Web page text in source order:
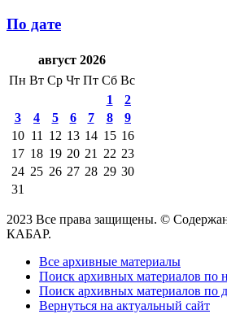
По дате
август 2026
Пн Вт Ср Чт Пт Сб Вс
1
2
3
4 5 6 7 8
9
10 11 12 13 14 15 16
17 18 19 20 21 22 23
24 25 26 27 28 29 30
31
2023 Все права защищены. ©
КАБАР.
Все архивные материалы
Поиск архивных материалов по
Поиск архивных материалов по
Вернуться на актуальный сайт